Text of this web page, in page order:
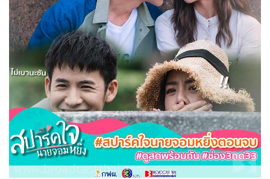
27-12-2563 สปาร์คใจนายจอมหยิ่ง